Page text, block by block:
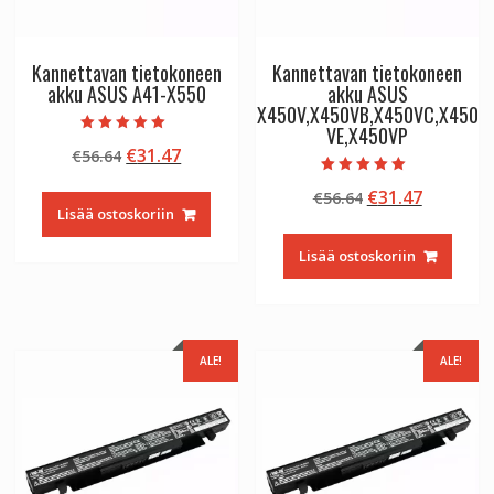
Kannettavan tietokoneen
akku ASUS A41-X550
tuotteesta:
5.00
€56.64 Alkuperäinen
oli:
€56.64.
€31.47Nykyinen
on:
€31.47.
Lisää ostoskoriin
Kannettavan tietokoneen
akku ASUS
X450V,X450VB,X450VC,X450
VE,X450VP
tuotteesta:
5.00
€56.64 Alkuperäinen
oli:
€56.64.
€31.47
on:
€31.47.
Lisää ostoskoriin
ALE! ALE!